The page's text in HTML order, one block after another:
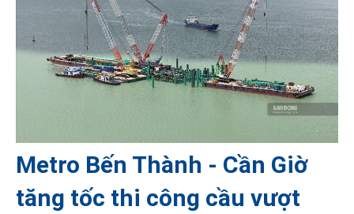
Metro Bến Thành - Cần Giờ
tăng tốc thi công cầu vượt